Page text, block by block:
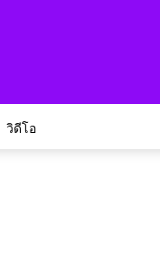
วิดีโอ